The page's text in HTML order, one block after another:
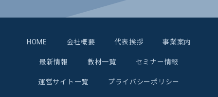
HOME 会社概要 代表挨拶 事業案内
最新情報 教材一覧 セミナー情報
運営サイト一覧 プライバシーポリシー